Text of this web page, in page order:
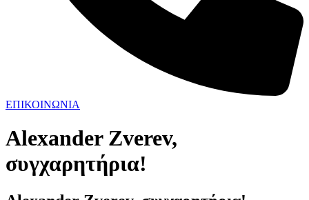
ΕΠΙΚΟΙΝΩΝΙΑ
Alexander Zverev,
συγχαρητήρια!